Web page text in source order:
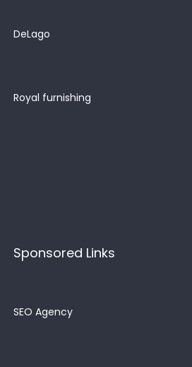
DeLago
Royal furnishing
Sponsored Links
SEO Agency